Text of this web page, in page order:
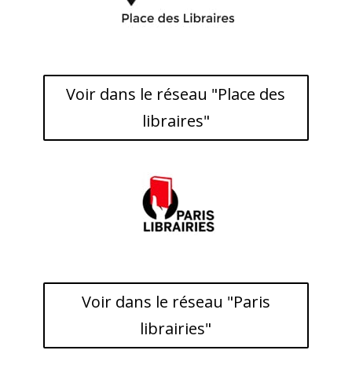
Voir dans le réseau "Place des
libraires"
Voir dans le réseau "Paris
librairies"